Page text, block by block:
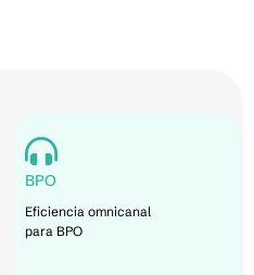
BPO
Eficiencia omnicanal
para BPO